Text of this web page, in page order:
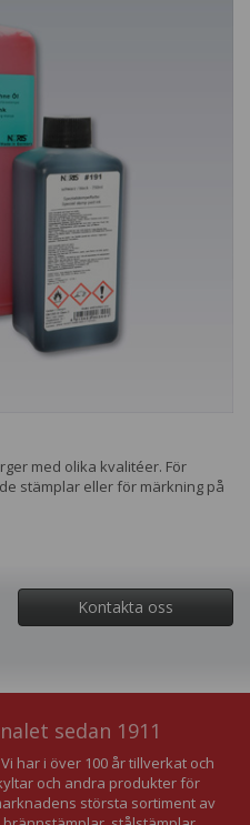
med olika kvalitéer. För
stämplar eller för märkning på
Kontakta oss
sedan 1911
har i över 100 år tillverkat och
och andra produkter för
största sortiment av